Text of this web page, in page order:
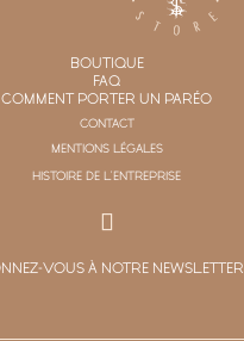
BOUTIQUE
FAQ
COMMENT PORTER UN PARÉO
CONTACT
MENTIONS LÉGALES
HISTOIRE DE L'ENTREPRISE
VOUS À NOTRE NEWSLETTER